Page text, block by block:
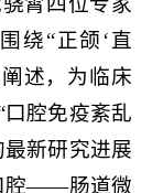
绕“正颌‘直
述，为临床
腔免疫紊乱
新研究进展
腔——肠道微